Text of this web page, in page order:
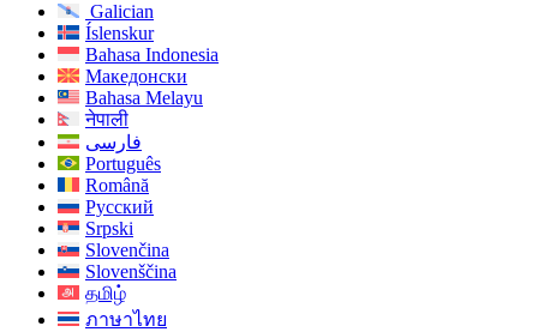
Galician
Íslenskur
Bahasa Indonesia
Македонски
Bahasa Melayu
नेपाली
فارسی
Português
Română
Русский
Srpski
Slovenčina
Slovenščina
தமிழ்
ภาษาไทย